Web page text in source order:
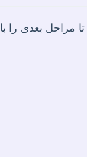
مراحل بعدی را با